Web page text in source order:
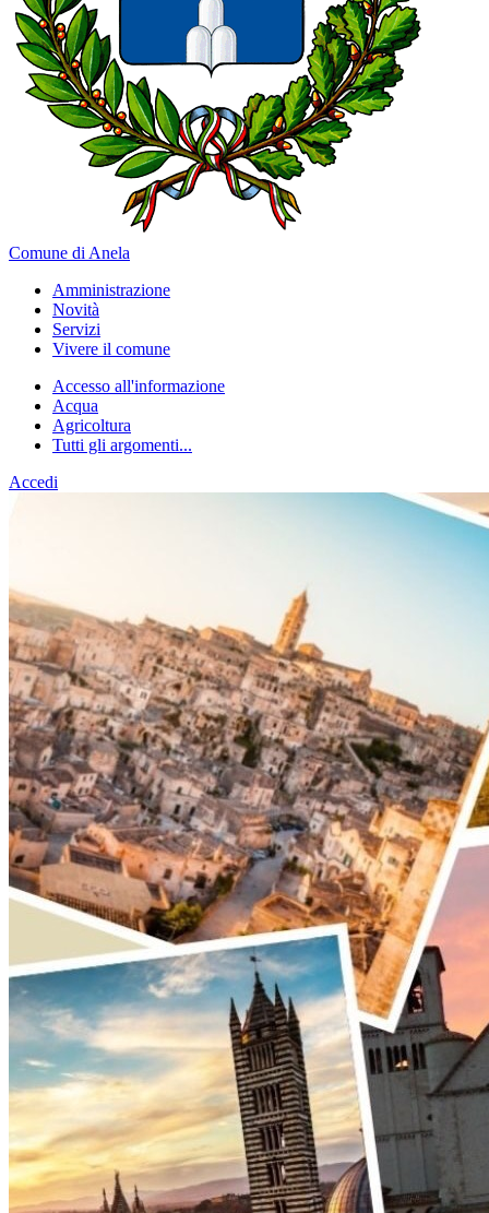
Comune di Anela
Amministrazione
Novità
Servizi
Vivere il comune
Accesso all'informazione
Acqua
Agricoltura
Tutti gli argomenti...
Accedi